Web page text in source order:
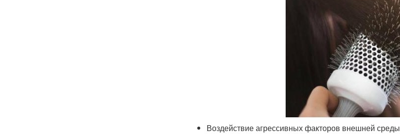
Воздействие агрессивных факторов внешней среды